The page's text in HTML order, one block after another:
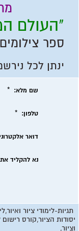
תגיות-לימודי ציור
יסודות הציור,קורס
וציור,
"העולם
ספר
ינתן לכל